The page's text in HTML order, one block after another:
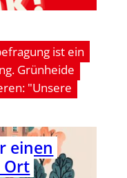
ist ein
Grünheide
"Unsere
einen
Ort